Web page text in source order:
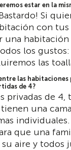
estar en la
Si
con
una
los gustos:
las
las habitaciones
de 4?
privadas de 4,
una
que una
aire y todos